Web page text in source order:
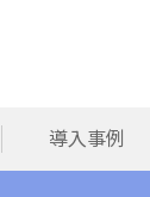
導入事例